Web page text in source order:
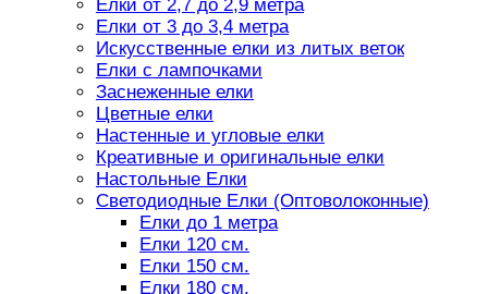
Елки от 2,7 до 2,9 метра
Елки от 3 до 3,4 метра
Искусственные елки из литых веток
Елки с лампочками
Заснеженные елки
Цветные елки
Настенные и угловые елки
Креативные и оригинальные елки
Настольные Елки
Светодиодные Елки (Оптоволоконные)
Елки до 1 метра
Елки 120 см.
Елки 150 см.
Елки 180 см.